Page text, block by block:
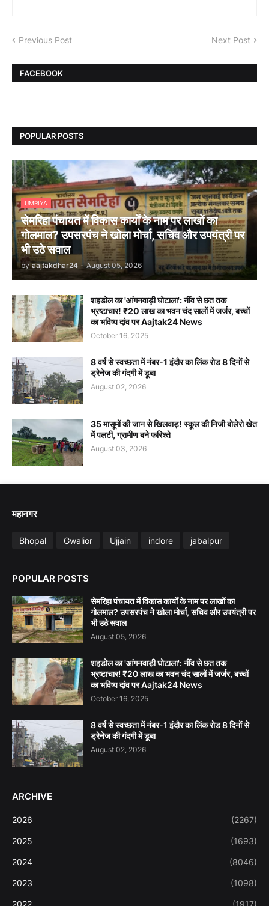
Previous Post Next Post
FACEBOOK
POPULAR POSTS
UMRIYA
सेमरिहा पंचायत में विकास कार्यों के नाम पर लाखों का
गोलमाल? उपसरपंच ने खोला मोर्चा, सचिव और उपयंत्री पर
भी उठे सवाल
by aajtakdhar24 - August 05, 2026
शहडोल का 'आंगनवाड़ी घोटाला': नींव से छत तक
भ्रष्टाचार! ₹20 लाख का भवन चंद सालों में जर्जर, बच्चों
का भविष्य दांव पर Aajtak24 News
October 16, 2025
8 वर्ष से स्वच्छता में नंबर-1 इंदौर का लिंक रोड 8 दिनों से
ड्रेनेज की गंदगी में डूबा
August 02, 2026
35 मासूमों की जान से खिलवाड़! स्कूल की निजी बोलेरो खेत
में पलटी, ग्रामीण बने फरिश्ते
August 03, 2026
महानगर
Bhopal Gwalior Ujjain indore jabalpur
POPULAR POSTS
सेमरिहा पंचायत में विकास कार्यों के नाम पर लाखों का
गोलमाल? उपसरपंच ने खोला मोर्चा, सचिव और उपयंत्री पर
भी उठे सवाल
August 05, 2026
शहडोल का 'आंगनवाड़ी घोटाला': नींव से छत तक
भ्रष्टाचार! ₹20 लाख का भवन चंद सालों में जर्जर, बच्चों
का भविष्य दांव पर Aajtak24 News
October 16, 2025
8 वर्ष से स्वच्छता में नंबर-1 इंदौर का लिंक रोड 8 दिनों से
ड्रेनेज की गंदगी में डूबा
August 02, 2026
ARCHIVE
2026 (2267)
2025 (1693)
2024 (8046)
2023 (1098)